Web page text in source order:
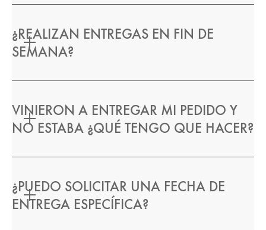
¿REALIZAN ENTREGAS EN FIN DE
SEMANA?
VINIERON A ENTREGAR MI PEDIDO Y
NO ESTABA ¿QUÉ TENGO QUE HACER?
¿PUEDO SOLICITAR UNA FECHA DE
ENTREGA ESPECÍFICA?